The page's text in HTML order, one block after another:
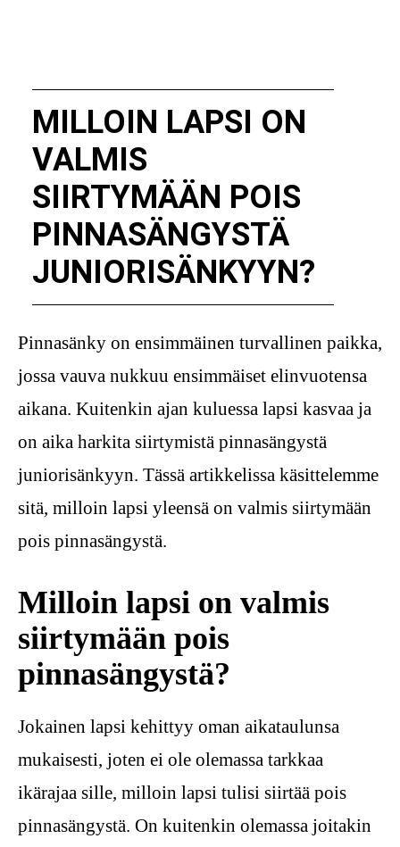
MILLOIN LAPSI ON
VALMIS
SIIRTYMÄÄN POIS
PINNASÄNGYSTÄ
JUNIORISÄNKYYN?
Pinnasänky on ensimmäinen turvallinen paikka,
jossa vauva nukkuu ensimmäiset elinvuotensa
aikana. Kuitenkin ajan kuluessa lapsi kasvaa ja
on aika harkita siirtymistä pinnasängystä
juniorisänkyyn. Tässä artikkelissa käsittelemme
sitä, milloin lapsi yleensä on valmis siirtymään
pois pinnasängystä.
Milloin lapsi on valmis
siirtymään pois
pinnasängystä?
Jokainen lapsi kehittyy oman aikataulunsa
mukaisesti, joten ei ole olemassa tarkkaa
ikärajaa sille, milloin lapsi tulisi siirtää pois
pinnasängystä. On kuitenkin olemassa joitakin